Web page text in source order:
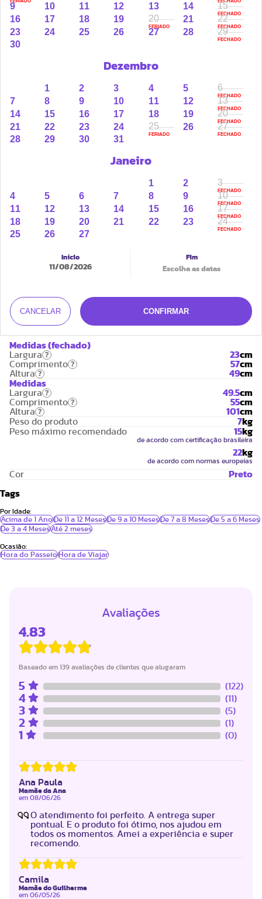
9 10 11 12 13 14 15
FECHADO
16 17 18 19 20
FERIADO
21 22
FECHADO
23 24 25 26 27 28 29
FECHADO
30
Dezembro
1 2 3 4 5 6
FECHADO
7 8 9 10 11 12 13
FECHADO
14 15 16 17 18 19 20
FECHADO
21 22 23 24 25
FERIADO
26 27
FECHADO
28 29 30 31
Janeiro
1 2 3
FECHADO
4 5 6 7 8 9 10
FECHADO
11 12 13 14 15 16 17
FECHADO
18 19 20 21 22 23 24
FECHADO
25 26 27
11/08/2026
CANCELAR CONFIRMAR
Descubra o Carrinho Lucca da Infanti e transforme os
passeios com seu bebê em momentos de tranquilidade
e alegria. Reserve o seu hoje mesmo e desfrute de uma
*É importante observar que o carrinho de bebê Lucca
não é compatível com nenhum modelo de bebê conforto
*Pode não acompanhar porta copo.
*A cor do item pode variar entre cinza e preto. O envio
será feito de acordo com a disponibilidade em nosso
Especificações
Medidas (fechado)
Largura ? 23cm
Comprimento ? 57cm
Altura ? 49cm
Medidas
Largura ? 49.5cm
Comprimento ? 55cm
Altura ? 101cm
Peso do produto
7kg
Peso máximo recomendado
15kg
de acordo com certificação brasileira
22kg
de acordo com normas europeias
Cor Preto
Tags
Por Idade:
Acima de 1 AnoDe 11 a 12 MesesDe 9 a 10 MesesDe 7 a 8 MesesDe 5 a 6 Meses
De 3 a 4 MesesAté 2 meses
Ocasião:
Hora do PasseioHora de Viajar
Avaliações
4.83
Baseado em 139 avaliações de clientes que alugaram
5 (122)
4 (11)
3 (5)
2 (1)
1 (0)
Ana Paula
Mamãe da Ana
em 08/06/26
O atendimento foi perfeito. A entrega super
pontual. E o produto foi ótimo, nos ajudou em
todos os momentos. Amei a experiência e super
recomendo.
Camila
Mamãe do Guilherme
em 06/05/26